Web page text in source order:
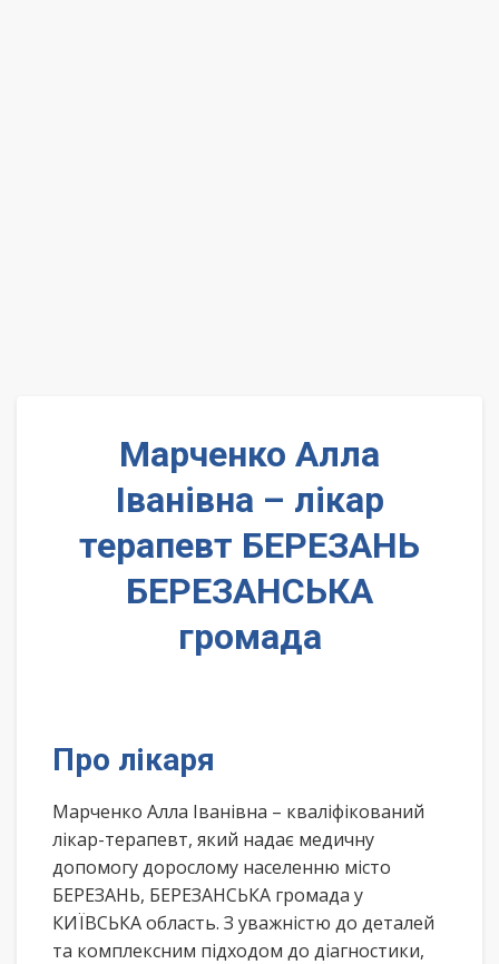
Марченко Алла
Іванівна – лікар
терапевт БЕРЕЗАНЬ
БЕРЕЗАНСЬКА
громада
Про лікаря
Марченко Алла Іванівна – кваліфікований
лікар-терапевт, який надає медичну
допомогу дорослому населенню місто
БЕРЕЗАНЬ, БЕРЕЗАНСЬКА громада у
КИЇВСЬКА область. З уважністю до деталей
та комплексним підходом до діагностики,